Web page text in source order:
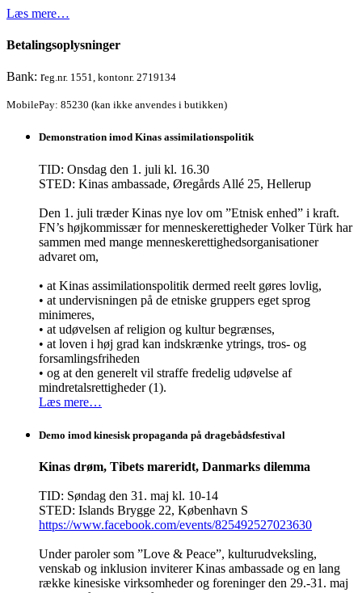
Læs mere…
Betalingsoplysninger
Bank: reg.nr. 1551, kontonr. 2719134
MobilePay: 85230 (kan ikke anvendes i butikken)
Demonstration imod Kinas assimilationspolitik
TID: Onsdag den 1. juli kl. 16.30
STED: Kinas ambassade, Øregårds Allé 25, Hellerup
Den 1. juli træder Kinas nye lov om ”Etnisk enhed” i kraft.
FN’s højkommissær for menneskerettigheder Volker Türk har
sammen med mange menneskerettighedsorganisationer
advaret om,
• at Kinas assimilationspolitik dermed reelt gøres lovlig,
• at undervisningen på de etniske gruppers eget sprog
minimeres,
• at udøvelsen af religion og kultur begrænses,
• at loven i høj grad kan indskrænke ytrings, tros- og
forsamlingsfriheden
• og at den generelt vil straffe fredelig udøvelse af
mindretalsrettigheder (1).
Læs mere…
Demo imod kinesisk propaganda på dragebådsfestival
Kinas drøm, Tibets mareridt, Danmarks dilemma
TID: Søndag den 31. maj kl. 10-14
STED: Islands Brygge 22, København S
https://www.facebook.com/events/825492527023630
Under paroler som ”Love & Peace”, kulturudveksling,
venskab og inklusion inviterer Kinas ambassade og en lang
række kinesiske virksomheder og foreninger den 29.-31. maj